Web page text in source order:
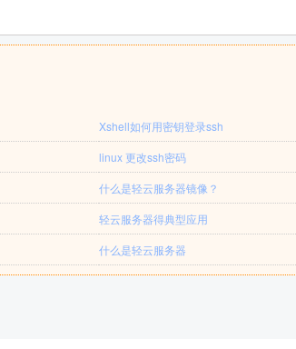
Xshell如何用密钥登录ssh
linux 更改ssh密码
什么是轻云服务器镜像？
轻云服务器得典型应用
什么是轻云服务器